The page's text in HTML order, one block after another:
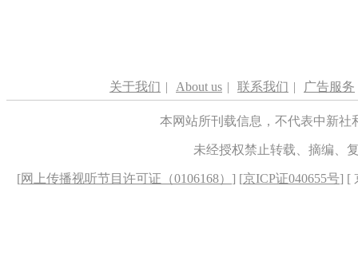
关于我们 | About us | 联系我们 | 广告服务
本网站所刊载信息，不代表中新
未经授权禁止转载、摘编、
[网上传播视听节目许可证（0106168） ] [京ICP证040655号] [